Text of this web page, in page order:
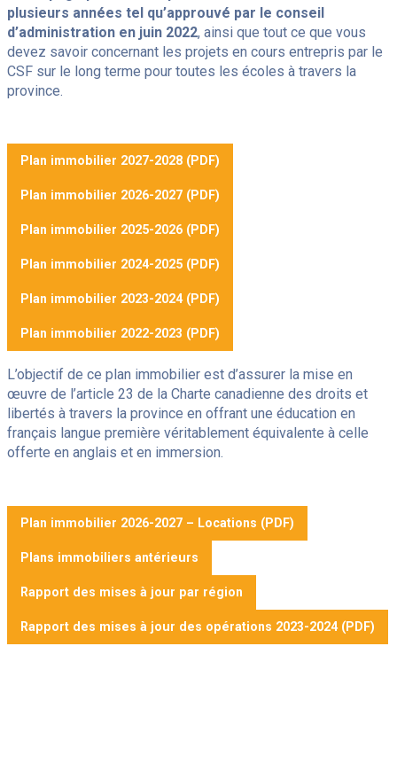
Consultations
lien
s'ouvrira
dans
une
nouvelle
fenêtre
Élèves internationaux
Alumni
Ce
lien
s'ouvrira
dans
Emploi
Ce
lien
fenêtre
Contact
plusieurs années tel qu’approuvé par le conseil
d’administration en juin 2022, ainsi que tout ce que vous
devez savoir concernant les projets en cours entrepris par le
CSF sur le long terme pour toutes les écoles à travers la
province.
Plan immobilier 2027-2028 (PDF)
Plan immobilier 2026-2027 (PDF)
Plan immobilier 2025-2026 (PDF)
Plan immobilier 2024-2025 (PDF)
Plan immobilier 2023-2024 (PDF)
Plan immobilier 2022-2023 (PDF)
L’objectif de ce plan immobilier est d’assurer la mise en
œuvre de l’article 23 de la Charte canadienne des droits et
libertés à travers la province en offrant une éducation en
français langue première véritablement équivalente à celle
offerte en anglais et en immersion.
Plan immobilier 2026-2027 – Locations (PDF)
Plans immobiliers antérieurs
Rapport des mises à jour par région
Rapport des mises à jour des opérations 2023-2024 (PDF)